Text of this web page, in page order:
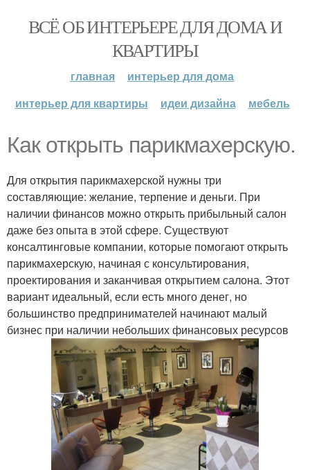
ВСЁ ОБ ИНТЕРЬЕРЕ ДЛЯ ДОМА И
КВАРТИРЫ
главная
интерьер для дома
интерьер для квартиры
идеи дизайна мебель
Как открыть парикмахерскую.
Для открытия парикмахерской нужны три
составляющие: желание, терпение и деньги. При
наличии финансов можно открыть прибыльный салон
даже без опыта в этой сфере. Существуют
консалтинговые компании, которые помогают открыть
парикмахерскую, начиная с консультирования,
проектирования и заканчивая открытием салона. Этот
вариант идеальный, если есть много денег, но
большинство предпринимателей начинают малый
бизнес при наличии небольших финансовых ресурсов